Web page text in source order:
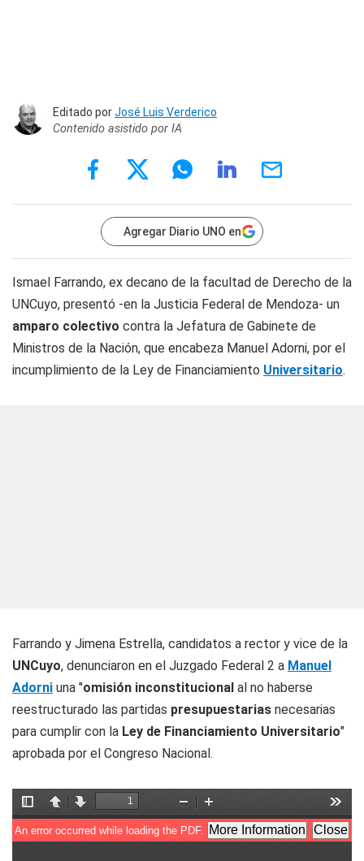
Editado porJosé Luis Verderico
Contenido asistido por IA
Agregar Diario UNO en
Ismael Farrando, ex decano de la facultad de Derecho de la
UNCuyo, presentó -en la Justicia Federal de Mendoza- un
amparo colectivo contra la Jefatura de Gabinete de
Ministros de la Nación, que encabeza Manuel Adorni, por el
incumplimiento de la Ley de Financiamiento Universitario.
Farrando y Jimena Estrella, candidatos a rector y vice de la
UNCuyo, denunciaron en el Juzgado Federal 2 a Manuel
Adorni una "omisión inconstitucional al no haberse
reestructurado las partidas presupuestarias necesarias
para cumplir con la Ley de Financiamiento Universitario"
aprobada por el Congreso Nacional.